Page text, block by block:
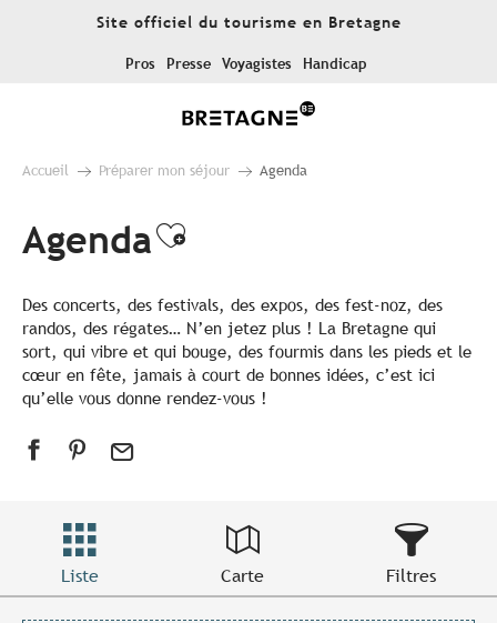
Site officiel du tourisme en Bretagne
Pros Presse Voyagistes Handicap
Accueil Préparer mon séjour Agenda
AgendaAjouter aux favoris
Des concerts, des festivals, des expos, des fest-noz, des
randos, des régates… N’en jetez plus ! La Bretagne qui
sort, qui vibre et qui bouge, des fourmis dans les pieds et le
cœur en fête, jamais à court de bonnes idées, c’est ici
qu’elle vous donne rendez-vous !
Liste Carte Filtres